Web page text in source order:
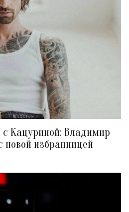
с Кацуриной: Владимир
новой избранницей